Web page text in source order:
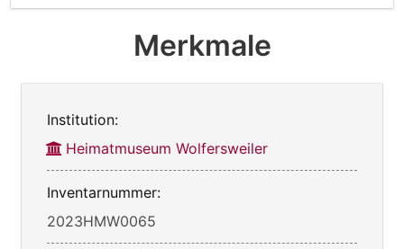
Merkmale
Institution:
Heimatmuseum Wolfersweiler
Inventarnummer:
2023HMW0065